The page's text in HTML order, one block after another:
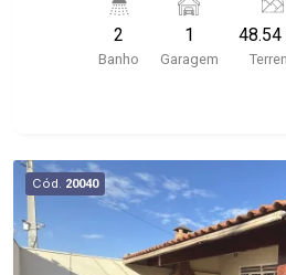
Tibursiu`s - Botânico; -
referência em venda, compra
se em casa na Ribeirão
Sul, Zona Leste, Centro e
Venda, Compra e Locação,
Imóveis - sede na Av.
2
Banho
1
Garagem
48.54
Cód. 20040